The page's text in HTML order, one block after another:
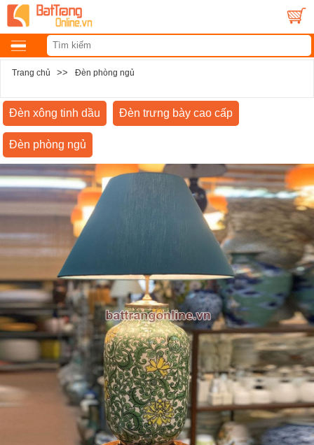
Trang chủ >> Đèn phòng ngủ
Đèn xông tinh dầu Đèn trưng bày cao cấp
Đèn phòng ngủ